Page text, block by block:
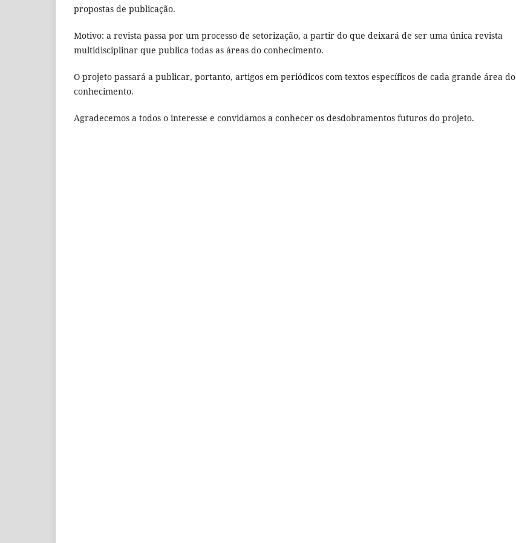
propostas de publicação.
Motivo: a revista passa por um processo de setorização, a partir do que deixará de ser uma única revista
multidisciplinar que publica todas as áreas do conhecimento.
O projeto passará a publicar, portanto, artigos em periódicos com textos específicos de cada grande área do
conhecimento.
Agradecemos a todos o interesse e convidamos a conhecer os desdobramentos futuros do projeto.